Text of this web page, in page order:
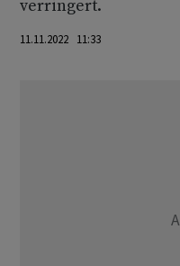
verringert.
11.11.2022 11:33